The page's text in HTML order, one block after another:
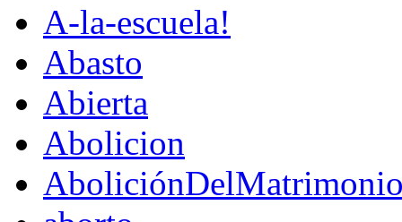
A-la-escuela!
Abasto
Abierta
Abolicion